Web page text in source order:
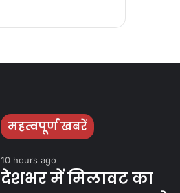
महत्वपूर्ण खबरें
10 hours ago
देशभर में मिलावट का